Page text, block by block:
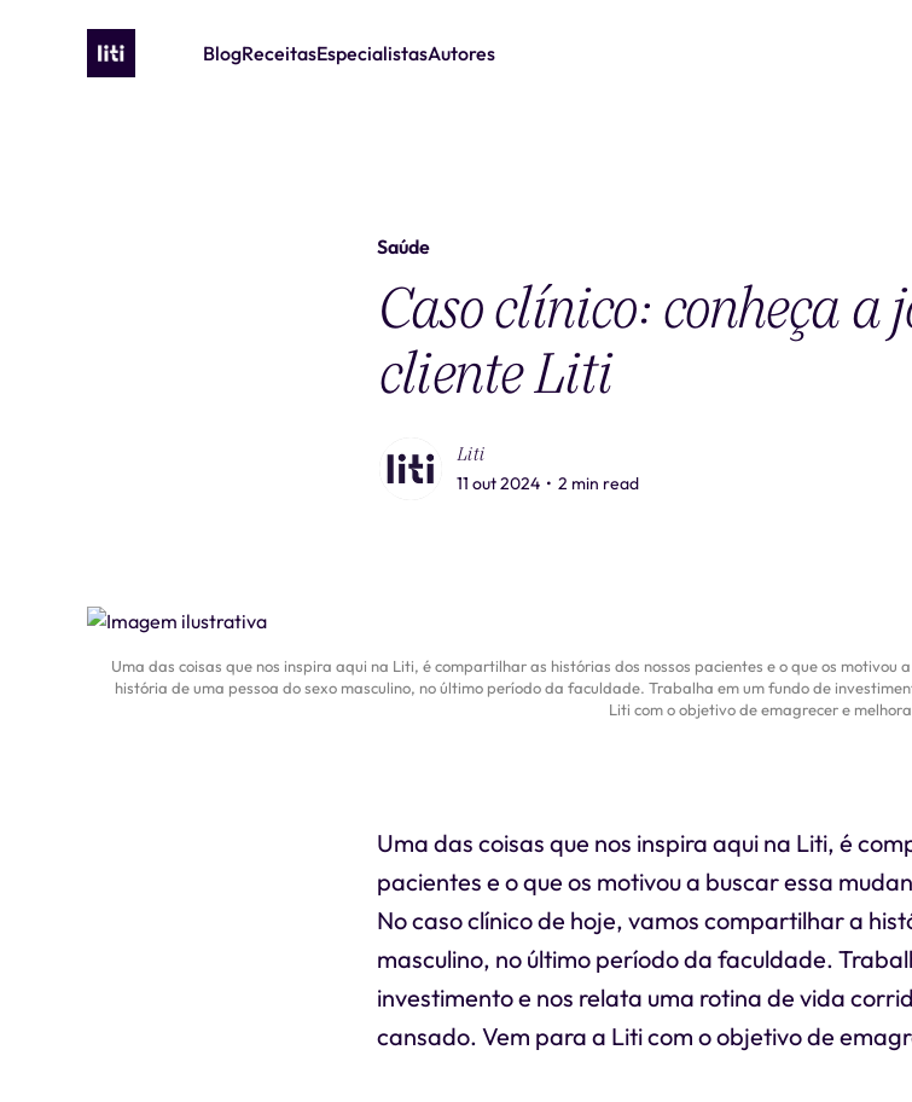
BlogReceitasEspecialistasAutores
Saúde
Caso clínico: conheça a
cliente Liti
Liti
11 out 2024 • 2 min read
Uma das coisas que nos inspira aqui na Liti, é compartilhar as histórias dos nossos pacientes e o que os
história de uma pessoa do sexo masculino, no último período da faculdade. Trabalha em um fundo de
Liti com o objetivo de emagrecer e
Uma das coisas que nos inspira aqui na Liti, é
pacientes e o que os motivou a buscar essa
No caso clínico de hoje, vamos compartilhar a
masculino, no último período da faculdade.
investimento e nos relata uma rotina de vida
cansado. Vem para a Liti com o objetivo de